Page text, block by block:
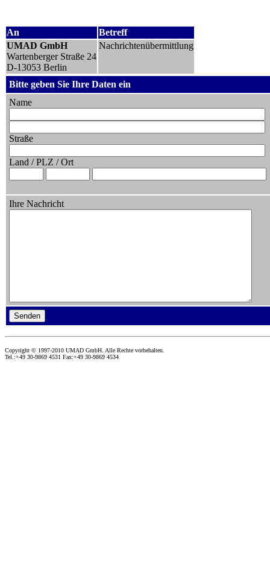
An
Betreff
UMAD GmbH
Wartenberger Straße 24
D-13053 Berlin
Nachrichtenübermittlung
Bitte geben Sie Ihre Daten ein
Name
Straße
Land / PLZ / Ort
Ihre Nachricht
Copyright © 1997-2010 UMAD GmbH. Alle Rechte vorbehalten.
Tel.:+49 30-9869 4531 Fax:+49 30-9869 4534